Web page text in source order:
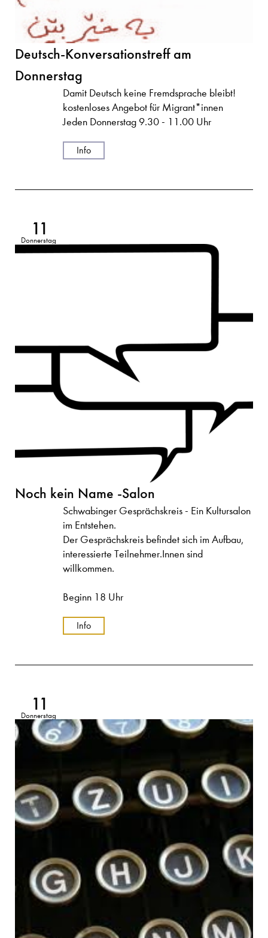
Deutsch-Konversationstreff am
Donnerstag
Damit Deutsch keine Fremdsprache bleibt!
kostenloses Angebot für Migrant*innen
Jeden Donnerstag 9.30 - 11.00 Uhr
Info
11
Donnerstag
Noch kein Name -Salon
Schwabinger Gesprächskreis - Ein Kultursalon
im Entstehen.
Der Gesprächskreis befindet sich im Aufbau,
interessierte Teilnehmer.Innen sind
willkommen.
Beginn 18 Uhr
Info
11
Donnerstag